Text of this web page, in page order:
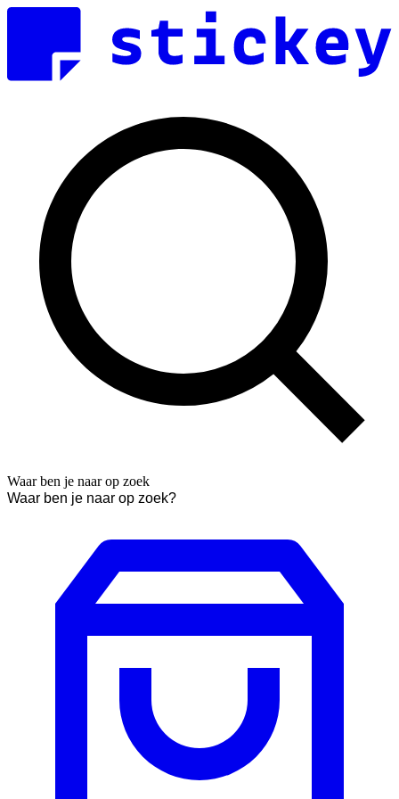
Waar ben je naar op zoek